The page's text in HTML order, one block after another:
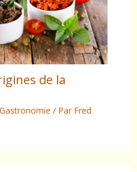
de la
Gastronomie / Par Fred